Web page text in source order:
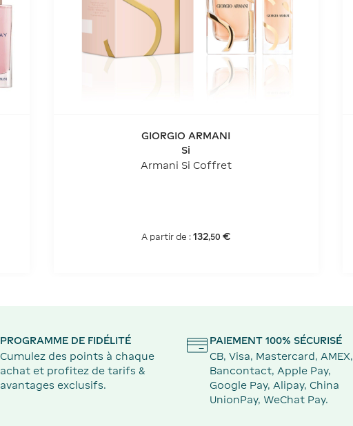
GIORGIO ARMANI
Si
Armani Si Coffret
A partir de :132,50 €
PROGRAMME DE FIDÉLITÉ
Cumulez des points à chaque
achat et profitez de tarifs &
avantages exclusifs.
PAIEMENT 100% SÉCURISÉ
CB, Visa, Mastercard, AMEX,
Bancontact, Apple Pay,
Google Pay, Alipay, China
UnionPay, WeChat Pay.